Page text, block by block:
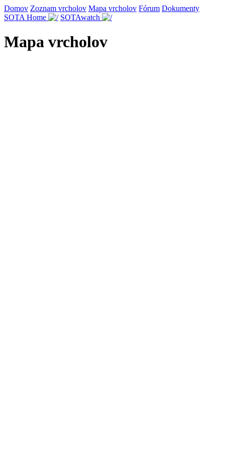
Domov Zoznam vrcholov Mapa vrcholov Fórum Dokumenty
SOTA Home
SOTAwatch
Mapa vrcholov